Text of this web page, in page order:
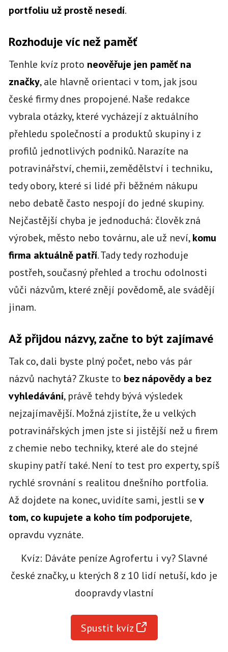
portfoliu už prostě nesedí.
Rozhoduje víc než paměť
Tenhle kvíz proto neověřuje jen paměť na
značky, ale hlavně orientaci v tom, jak jsou
české firmy dnes propojené. Naše redakce
vybrala otázky, které vycházejí z aktuálního
přehledu společností a produktů skupiny i z
profilů jednotlivých podniků. Narazíte na
potravinářství, chemii, zemědělství i techniku,
tedy obory, které si lidé při běžném nákupu
nebo debatě často nespojí do jedné skupiny.
Nejčastější chyba je jednoduchá: člověk zná
výrobek, město nebo továrnu, ale už neví,komu
firma aktuálně patří. Tady tedy rozhoduje
postřeh, současný přehled a trochu odolnosti
vůči názvům, které znějí povědomě, ale svádějí
jinam.
Až přijdou názvy, začne to být zajímavé
Tak co, dali byste plný počet, nebo vás pár
názvů nachytá? Zkuste to bez nápovědy a bez
vyhledávání, právě tehdy bývá výsledek
nejzajímavější. Možná zjistíte, že u velkých
potravinářských jmen jste si jistější než u firem
z chemie nebo techniky, které ale do stejné
skupiny patří také. Není to test pro experty, spíš
rychlé srovnání s realitou dnešního portfolia.
Až dojdete na konec, uvidíte sami, jestli se v
tom, co kupujete a koho tím podporujete,
opravdu vyznáte.
Kvíz: Dáváte peníze Agrofertu i vy? Slavné
české značky, u kterých 8 z 10 lidí netuší, kdo je
doopravdy vlastní
Spustit kvíz